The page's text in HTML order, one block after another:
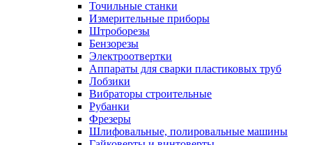
Точильные станки
Измерительные приборы
Штроборезы
Бензорезы
Электроотвертки
Аппараты для сварки пластиковых труб
Лобзики
Вибраторы строительные
Рубанки
Фрезеры
Шлифовальные, полировальные машины